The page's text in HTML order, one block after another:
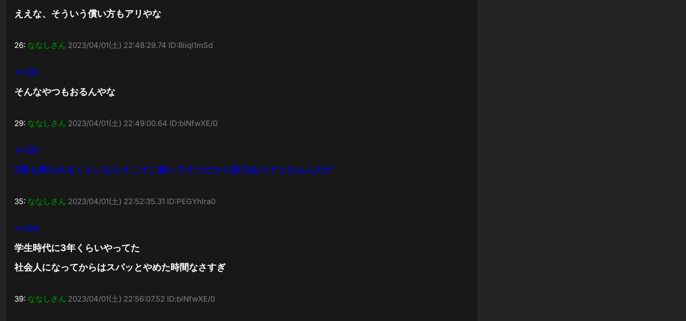
ええな、そういう償い方もアリやな
26: ななしさん 2023/04/01(土) 22:48:29.74 ID:8iiql1mSd
>>20
そんなやつもおるんやな
29: ななしさん 2023/04/01(土) 22:49:00.64 ID:biNfwXE/0
>>20
5冊も割られるくらいならそこそこ稼いでそうだから財力ありそうなもんだが
35: ななしさん 2023/04/01(土) 22:52:35.31 ID:PEGYhIra0
>>34
学生時代に3年くらいやってた
社会人になってからはスパッとやめた時間なさすぎ
39: ななしさん 2023/04/01(土) 22:56:07.52 ID:biNfwXE/0